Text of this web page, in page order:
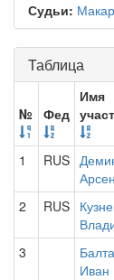
Судьи:
Таблица
№ Фед
Имя
1
RUS
2 RUS
3
Иван